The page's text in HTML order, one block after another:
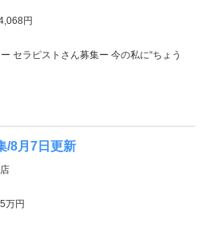
円
セラピストさん募集ー 今の私に“ちょう
/8月7日更新
万円